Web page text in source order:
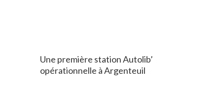
Une première station Autolib’
opérationnelle à Argenteuil